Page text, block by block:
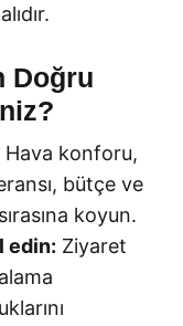
Doğru
Hava konforu,
bütçe ve
koyun.
edin: Ziyaret